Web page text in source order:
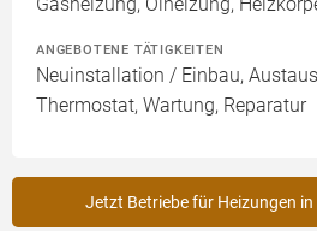
ANGEBOTENE TÄTIGKEITEN
Neuinstallation / Einbau,
Thermostat, Wartung, Reparatur
Jetzt Betriebe für Heizungen in